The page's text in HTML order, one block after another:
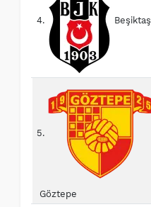
4. Beşiktaş
5.
Göztepe